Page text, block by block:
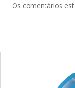
Os comentários